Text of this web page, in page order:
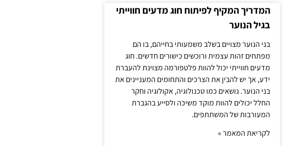
המדריך המקיף לפיתוח חוג מדעים חווייתי
בגיל הנוער
בני הנוער מצויים בשלב משמעותי בחייהם, בו הם
מפתחים זהות עצמית ורוכשים כישורים חדשים. חוג
מדעים חווייתי יכול להוות פלטפורמה מצוינת להעברת
ידע, אך יש להבין את הצרכים והתחומים המעניינים את
בני הנוער. נושאים כמו טכנולוגיה, אקולוגיה וחקר
החלל יכולים להוות מוקד משיכה ולסייע בהגברת
המעורבות של המשתתפים.
לקריאת המאמר »